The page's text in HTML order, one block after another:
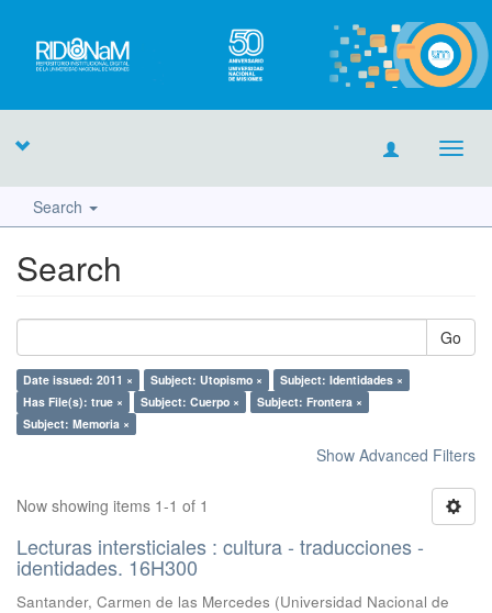
Search
Search
Go
Date issued: 2011 × Subject: Utopismo ×
Subject: Identidades ×
Has File(s): true ×
Subject: Cuerpo ×
Subject: Frontera ×
Subject: Memoria ×
Show Advanced Filters
Now showing items 1-1 of 1
Lecturas intersticiales : cultura - traducciones -
identidades. 16H300
Santander, Carmen de las Mercedes (Universidad Nacional de